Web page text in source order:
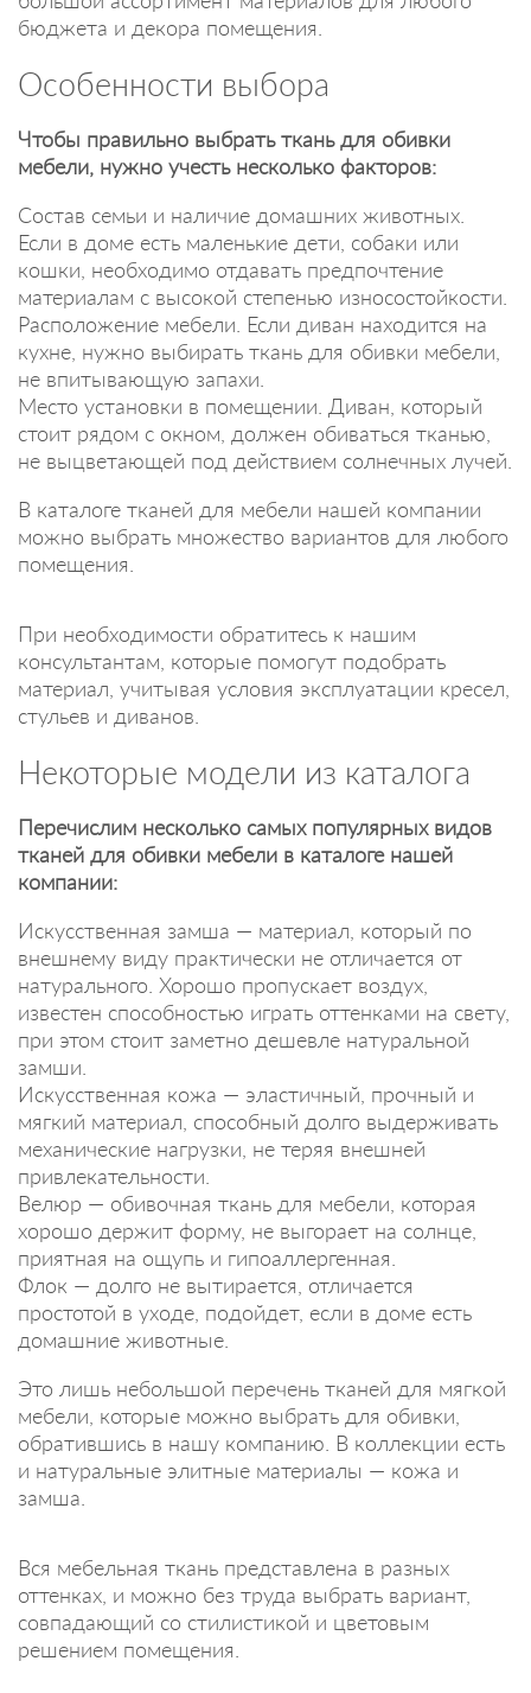
бюджета и декора помещения.
Особенности выбора
Чтобы правильно выбрать ткань для обивки
мебели, нужно учесть несколько факторов:
Состав семьи и наличие домашних животных.
Если в доме есть маленькие дети, собаки или
кошки, необходимо отдавать предпочтение
материалам с высокой степенью износостойкости.
Расположение мебели. Если диван находится на
кухне, нужно выбирать ткань для обивки мебели,
не впитывающую запахи.
Место установки в помещении. Диван, который
стоит рядом с окном, должен обиваться тканью,
не выцветающей под действием солнечных лучей.
В каталоге тканей для мебели нашей компании
можно выбрать множество вариантов для любого
помещения.
При необходимости обратитесь к нашим
консультантам, которые помогут подобрать
материал, учитывая условия эксплуатации кресел,
стульев и диванов.
Некоторые модели из каталога
Перечислим несколько самых популярных видов
тканей для обивки мебели в каталоге нашей
компании:
Искусственная замша — материал, который по
внешнему виду практически не отличается от
натурального. Хорошо пропускает воздух,
известен способностью играть оттенками на свету,
при этом стоит заметно дешевле натуральной
замши.
Искусственная кожа — эластичный, прочный и
мягкий материал, способный долго выдерживать
механические нагрузки, не теряя внешней
привлекательности.
Велюр — обивочная ткань для мебели, которая
хорошо держит форму, не выгорает на солнце,
приятная на ощупь и гипоаллергенная.
Флок — долго не вытирается, отличается
простотой в уходе, подойдет, если в доме есть
домашние животные.
Это лишь небольшой перечень тканей для мягкой
мебели, которые можно выбрать для обивки,
обратившись в нашу компанию. В коллекции есть
и натуральные элитные материалы — кожа и
замша.
Вся мебельная ткань представлена в разных
оттенках, и можно без труда выбрать вариант,
совпадающий со стилистикой и цветовым
решением помещения.